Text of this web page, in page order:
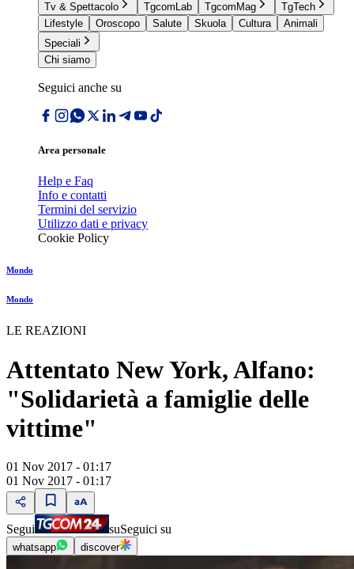
Tv & Spettacolo
TgcomLab TgcomMag
TgTech
Lifestyle
Oroscopo Salute Skuola Cultura
Animali
Speciali
Chi siamo
Seguici anche su
Area personale
Help e Faq
Info e contatti
Termini del servizio
Utilizzo dati e privacy
Cookie Policy
Mondo
Mondo
LE REAZIONI
Attentato New York, Alfano:
"Solidarietà a famiglie delle
vittime"
01 Nov 2017 - 01:17
01 Nov 2017 - 01:17
Segui suSeguici su
whatsapp discover